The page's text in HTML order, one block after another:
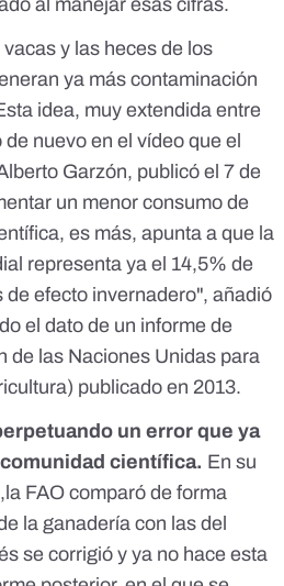
al manejar esas cifras.
y las heces de los
ya más contaminación
idea, muy extendida entre
nuevo en el vídeo que el
Garzón, publicó el 7 de
un menor consumo de
es más, apunta a que la
representa ya el 14,5% de
de efecto invernadero", añadió
el dato de un informe de
de las Naciones Unidas para
publicado en 2013.
un error que ya
científica. En su
FAO comparó de forma
la ganadería con las del
se corrigió y ya no hace esta